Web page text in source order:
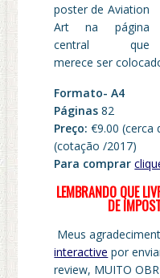
poster de Aviation
Art na página
central que
merece ser
Formato- A4
Páginas 82
Preço: €9.00 (cerca
(cotação /2017)
Para comprar
LEMBRANDO QUE
DE
Meus
interactive por
review, MUITO